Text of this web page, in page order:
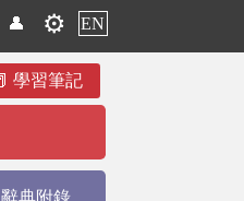
👤 ⚙️ EN
學習筆記